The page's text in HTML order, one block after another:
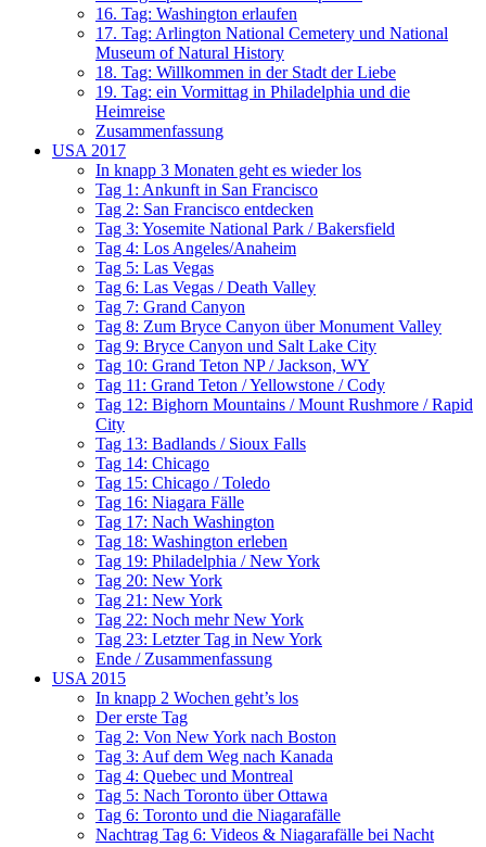
16. Tag: Washington erlaufen
17. Tag: Arlington National Cemetery und National
Museum of Natural History
18. Tag: Willkommen in der Stadt der Liebe
19. Tag: ein Vormittag in Philadelphia und die
Heimreise
Zusammenfassung
USA 2017
In knapp 3 Monaten geht es wieder los
Tag 1: Ankunft in San Francisco
Tag 2: San Francisco entdecken
Tag 3: Yosemite National Park / Bakersfield
Tag 4: Los Angeles/Anaheim
Tag 5: Las Vegas
Tag 6: Las Vegas / Death Valley
Tag 7: Grand Canyon
Tag 8: Zum Bryce Canyon über Monument Valley
Tag 9: Bryce Canyon und Salt Lake City
Tag 10: Grand Teton NP / Jackson, WY
Tag 11: Grand Teton / Yellowstone / Cody
Tag 12: Bighorn Mountains / Mount Rushmore / Rapid
City
Tag 13: Badlands / Sioux Falls
Tag 14: Chicago
Tag 15: Chicago / Toledo
Tag 16: Niagara Fälle
Tag 17: Nach Washington
Tag 18: Washington erleben
Tag 19: Philadelphia / New York
Tag 20: New York
Tag 21: New York
Tag 22: Noch mehr New York
Tag 23: Letzter Tag in New York
Ende / Zusammenfassung
USA 2015
In knapp 2 Wochen geht’s los
Der erste Tag
Tag 2: Von New York nach Boston
Tag 3: Auf dem Weg nach Kanada
Tag 4: Quebec und Montreal
Tag 5: Nach Toronto über Ottawa
Tag 6: Toronto und die Niagarafälle
Nachtrag Tag 6: Videos & Niagarafälle bei Nacht